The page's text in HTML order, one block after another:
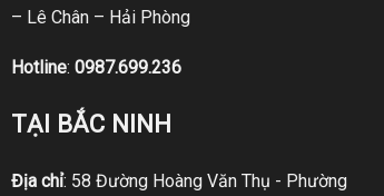
– Lê Chân – Hải Phòng
Hotline: 0987.699.236
TẠI BẮC NINH
Địa chỉ: 58 Đường Hoàng Văn Thụ - Phường